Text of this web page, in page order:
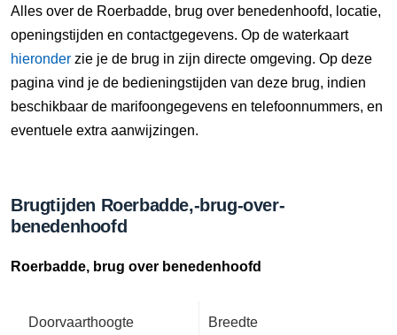
Alles over de Roerbadde, brug over benedenhoofd, locatie,
openingstijden en contactgegevens. Op de waterkaart
hieronder zie je de brug in zijn directe omgeving. Op deze
pagina vind je de bedieningstijden van deze brug, indien
beschikbaar de marifoongegevens en telefoonnummers, en
eventuele extra aanwijzingen.
Brugtijden Roerbadde,-brug-over-
benedenhoofd
Roerbadde, brug over benedenhoofd
Doorvaarthoogte Breedte